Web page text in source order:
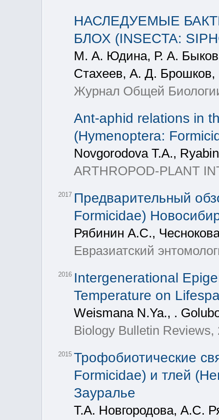
НАСЛЕДУЕМЫЕ
БЛОХ (INSECTA:
М. А. Юдина, Р. А.
Стахеев, А. Д.
Журнал Общей
Ant-aphid relations in
(Hymenoptera:
Novgorodova T.A.,
ARTHROPOD-PLANT
2017 Предварительный
Formicidae)
Рябинин А.С.,
Евразиатский
2016 Intergenerational
Temperature on
Weismana N.Ya., .
Biology Bulletin
2015 Трофобиотические
Formicidae) и тлей
Зауралье
Т.А. Новгородова, А.С.